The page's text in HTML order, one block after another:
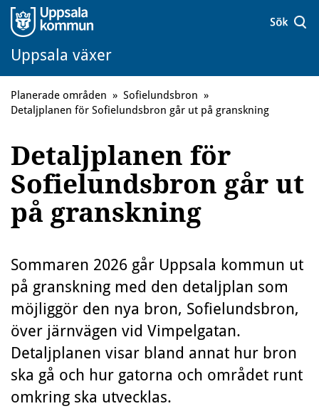
Uppsala växer
Planerade områden » Sofielundsbron »
Detaljplanen för Sofielundsbron går ut på granskning
Detaljplanen för
Sofielundsbron går ut
på granskning
Sommaren 2026 går Uppsala kommun ut
på granskning med den detaljplan som
möjliggör den nya bron, Sofielundsbron,
över järnvägen vid Vimpelgatan.
Detaljplanen visar bland annat hur bron
ska gå och hur gatorna och området runt
omkring ska utvecklas.